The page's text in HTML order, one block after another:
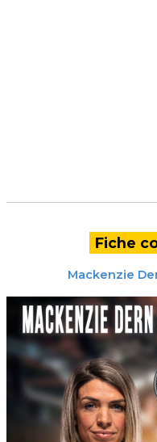
Fiche
Mackenzie